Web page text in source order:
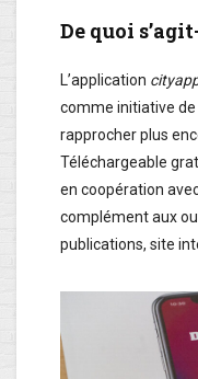
De quoi
L’application
comme initiative de
rapprocher plus
Téléchargeable
en coopération
complément aux
publications, site